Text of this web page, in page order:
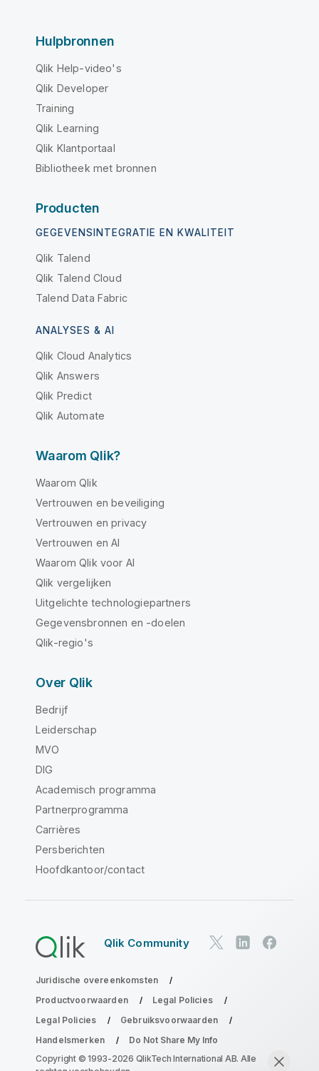
Hulpbronnen
Qlik Help-video's
Qlik Developer
Training
Qlik Learning
Qlik Klantportaal
Bibliotheek met bronnen
Producten
GEGEVENSINTEGRATIE EN KWALITEIT
Qlik Talend
Qlik Talend Cloud
Talend Data Fabric
ANALYSES & AI
Qlik Cloud Analytics
Qlik Answers
Qlik Predict
Qlik Automate
Waarom Qlik?
Waarom Qlik
Vertrouwen en beveiliging
Vertrouwen en privacy
Vertrouwen en AI
Waarom Qlik voor AI
Qlik vergelijken
Uitgelichte technologiepartners
Gegevensbronnen en -doelen
Qlik-regio's
Over Qlik
Bedrijf
Leiderschap
MVO
DIG
Academisch programma
Partnerprogramma
Carrières
Persberichten
Hoofdkantoor/contact
Qlik Community
Juridische overeenkomsten
Productvoorwaarden
Legal Policies
Legal Policies
Gebruiksvoorwaarden
Handelsmerken
Do Not Share My Info
Copyright © 1993-2026 QlikTech International AB. Alle